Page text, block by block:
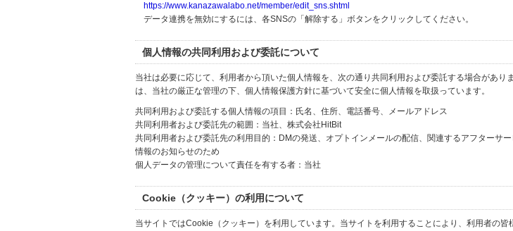
https://www.kanazawalabo.net/member/edit_sns.shtml
データ連携を無効にするには、各SNSの「解除する」ボタンをクリックしてください。
個人情報の共同利用および委託について
当社は必要に応じて、利用者から頂いた個人情報を、次の通り共同利用および委託する場合があり
は、当社の厳正な管理の下、個人情報保護方針に基づいて安全に個人情報を取扱っています。
共同利用および委託する個人情報の項目：氏名、住所、電話番号、メールアドレス
共同利用者および委託先の範囲：当社、株式会社HitBit
共同利用者および委託先の利用目的：DMの発送、オプトインメールの配信、関連するアフターサ
情報のお知らせのため
個人データの管理について責任を有する者：当社
Cookie（クッキー）の利用について
当サイトではCookie（クッキー）を利用しています。当サイトを利用することにより、利用者の